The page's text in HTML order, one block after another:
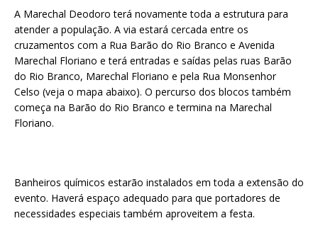
A Marechal Deodoro terá novamente toda a estrutura para
atender a população. A via estará cercada entre os
cruzamentos com a Rua Barão do Rio Branco e Avenida
Marechal Floriano e terá entradas e saídas pelas ruas Barão
do Rio Branco, Marechal Floriano e pela Rua Monsenhor
Celso (veja o mapa abaixo). O percurso dos blocos também
começa na Barão do Rio Branco e termina na Marechal
Floriano.
Banheiros químicos estarão instalados em toda a extensão do
evento. Haverá espaço adequado para que portadores de
necessidades especiais também aproveitem a festa.